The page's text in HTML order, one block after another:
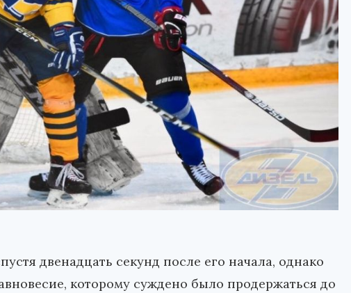
двенадцать секунд после его начала, однако
которому суждено было продержаться до